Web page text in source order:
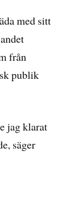
med sitt
från
publik
jag klarat
säger